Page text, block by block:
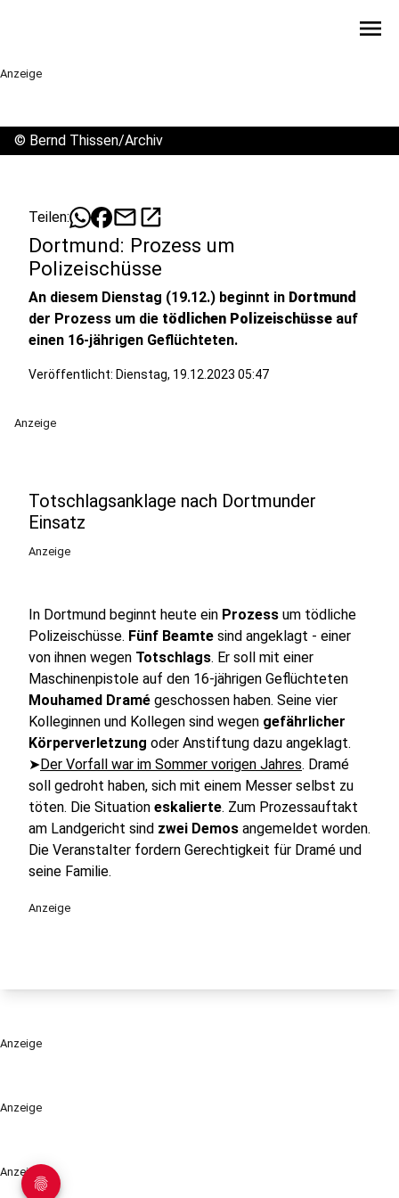
menu
Anzeige
Anzeige
Anzeige
© Bernd Thissen/Archiv
Teilen: mailopen_in_new
Dortmund: Prozess um
Polizeischüsse
An diesem Dienstag (19.12.) beginnt in Dortmund
der Prozess um die tödlichen Polizeischüsse auf
einen 16-jährigen Geflüchteten.
Veröffentlicht: Dienstag, 19.12.2023 05:47
Anzeige
Totschlagsanklage nach Dortmunder
Einsatz
Anzeige
In Dortmund beginnt heute ein Prozess um tödliche
Polizeischüsse. Fünf Beamte sind angeklagt - einer
von ihnen wegen Totschlags. Er soll mit einer
Maschinenpistole auf den 16-jährigen Geflüchteten
Mouhamed Dramé geschossen haben. Seine vier
Kolleginnen und Kollegen sind wegen gefährlicher
Körperverletzung oder Anstiftung dazu angeklagt.
➤Der Vorfall war im Sommer vorigen Jahres. Dramé
soll gedroht haben, sich mit einem Messer selbst zu
töten. Die Situation eskalierte. Zum Prozessauftakt
am Landgericht sind zwei Demos angemeldet worden.
Die Veranstalter fordern Gerechtigkeit für Dramé und
seine Familie.
Anzeige
Anzeige